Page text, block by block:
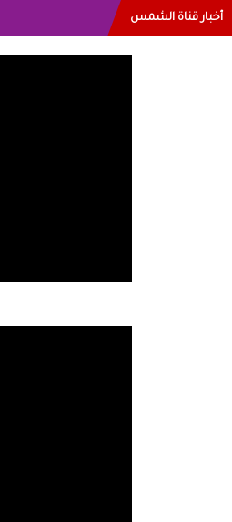
أخبار قناة الشمس